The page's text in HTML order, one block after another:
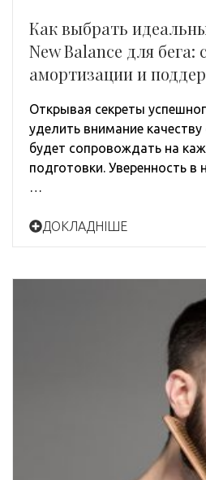
Как выбрать
New Balance для бега:
амортизации и
Открывая секреты
уделить внимание
будет сопровождать на
подготовки. Уверенность в
…
ДОКЛАДНІШЕ